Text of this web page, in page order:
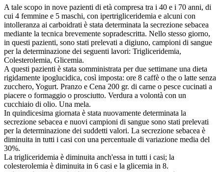
A tale scopo in nove pazienti di età compresa tra i 40 e i 70 anni, di
cui 4 femmine e 5 maschi, con ipertrigliceridemia e alcuni con
intolleranza ai carboidrati è stata determinata la secrezione sebacea
mediante la tecnica brevemente sopradescritta. Nello stesso giorno,
in questi pazienti, sono stati prelevati a digiuno, campioni di sangue
per la determinazione dei seguenti lavori: Trigliceridemia,
Colesterolemia, Glicemia.
A questi pazienti è stata somministrata per due settimane una dieta
rigidamente ipoglucidica, così imposta: ore 8 caffè o the o latte senza
zucchero, Yogurt. Pranzo e Cena 200 gr. di carne o pesce cucinati a
piacere o formaggio o prosciutto. Verdura a volontà con un
cucchiaio di olio. Una mela.
In quindicesima giornata è stata nuovamente determinata la
secrezione sebacea e nuovi campioni di sangue sono stati prelevati
per la determinazione dei suddetti valori. La secrezione sebacea è
diminuita in tutti i casi con una percentuale di variazione media del
30%.
La trigliceridemia è diminuita anch'essa in tutti i casi; la
colesterolemia è diminuita in 6 casi e la glicemia in 8.